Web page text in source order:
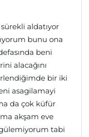
aldatıyor
bunu ona
beni
alacağını
bir iki
asagilamayi
da çok küfür
akşam eve
tabi